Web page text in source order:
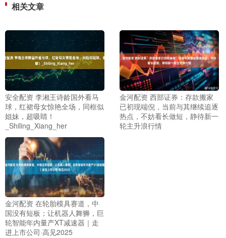
相关文章
安全配资 李湘王诗龄国外看马
球，红裙母女惊艳全场，同框似
姐妹，超吸睛！
_Shiling_Xiang_her
金河配资 西部证券：存款搬家
已初现端倪，当前与其继续追逐
热点，不妨看长做短，静待新一
轮主升浪行情
金河配资 在轮胎模具赛道，中
国没有短板；让机器人舞狮，巨
轮智能年内量产XT减速器｜走
进上市公司·高见2025